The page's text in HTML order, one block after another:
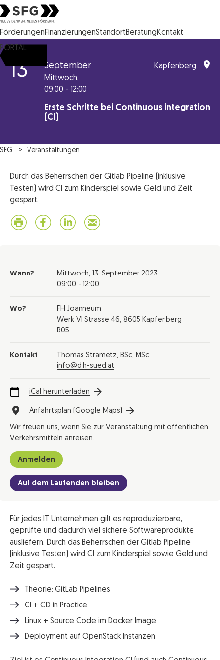
Steirische Wirtschaftsförderungsgesellschaft mbH SFG Logo
FörderungenFinanzierungenStandortBeratungKontakt
PORTAL
13 September
Mittwoch,
09:00 - 12:00
Erste Schritte bei Continuous integration
(CI)
Kapfenberg
SFG Veranstaltungen
Durch das Beherrschen der Gitlab Pipeline (inklusive
Testen) wird CI zum Kinderspiel sowie Geld und Zeit
gespart.
Wann? Mittwoch, 13. September 2023
09:00 - 12:00
Wo?
FH Joanneum
Werk VI Strasse 46, 8605 Kapfenberg
B05
Kontakt
Thomas Strametz, BSc, MSc
info@dih-sued.at
iCal herunterladen
Anfahrtsplan (Google Maps)
Wir freuen uns, wenn Sie zur Veranstaltung mit öffentlichen
Verkehrsmitteln anreisen.
Anmelden
Auf dem Laufenden bleiben
Für jedes IT Unternehmen gilt es reproduzierbare,
geprüfte und dadurch viel sichere Softwareprodukte
ausliefern. Durch das Beherrschen der Gitlab Pipeline
(inklusive Testen) wird CI zum Kinderspiel sowie Geld und
Zeit gespart.
Theorie: GitLab Pipelines
CI + CD in Practice
Linux + Source Code im Docker Image
Deployment auf OpenStack Instanzen